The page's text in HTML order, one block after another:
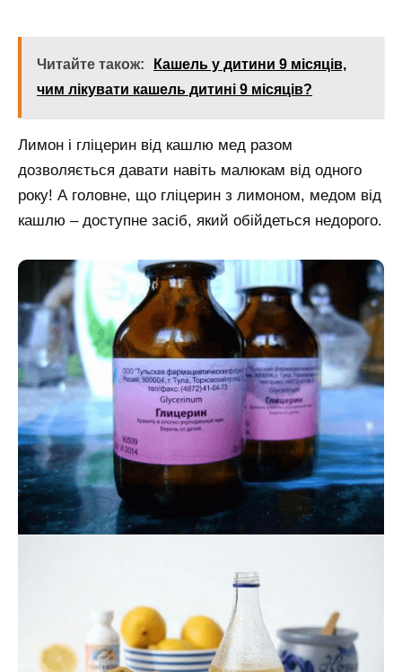
Читайте також:
Кашель у дитини 9 місяців,
чим лікувати кашель дитині 9 місяців?
Лимон і гліцерин від кашлю мед разом
дозволяється давати навіть малюкам від одного
року! А головне, що гліцерин з лимоном, медом від
кашлю – доступне засіб, який обійдеться недорого.